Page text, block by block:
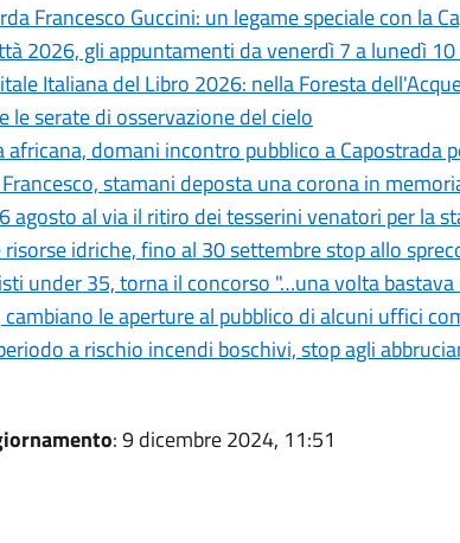
Francesco Guccini: un legame speciale con la
2026, gli appuntamenti da venerdì 7 a lunedì
Italiana del Libro 2026: nella Foresta
le serate di osservazione del cielo
africana, domani incontro pubblico a Capostrada
stamani deposta una corona in
agosto al via il ritiro dei tesserini venatori per la
risorse idriche, fino al 30 settembre stop allo
under 35, torna il concorso "…una volta
cambiano le aperture al pubblico di alcuni uffici
a rischio incendi boschivi, stop agli
: 9 dicembre 2024, 11:51